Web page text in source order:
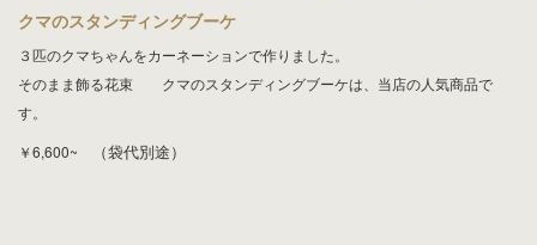
クマのスタンディングブーケ
３匹のクマちゃんをカーネーションで作りました。
そのまま飾る花束 クマのスタンディングブーケは、当店の人気商品で
す。
￥6,600~
（袋代別途）